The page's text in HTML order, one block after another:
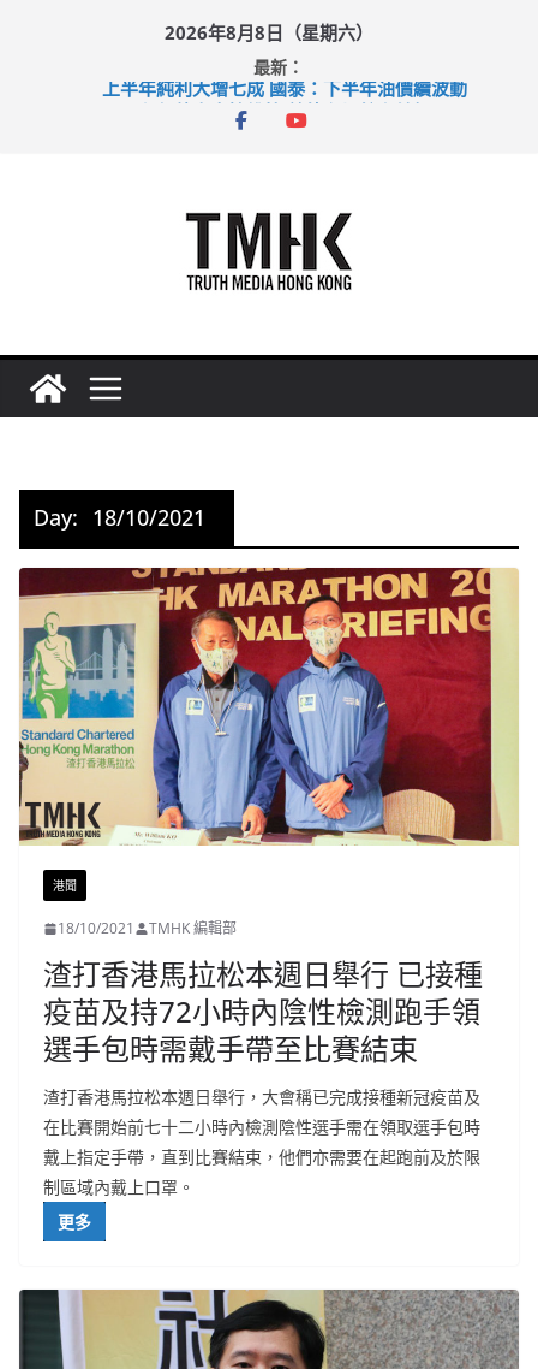
2026年8月8日（星期六）
最新：
上半年純利大增七成 國泰：下半年油價續波動
拜仁熱身賽挫維拉 啟德主場館奪錦標
Day: 18/10/2021
港聞
18/10/2021 TMHK 編輯部
渣打香港馬拉松本週日舉行 已接種
疫苗及持72小時內陰性檢測跑手領
選手包時需戴手帶至比賽結束
渣打香港馬拉松本週日舉行，大會稱已完成接種新冠疫苗及
在比賽開始前七十二小時內檢測陰性選手需在領取選手包時
戴上指定手帶，直到比賽結束，他們亦需要在起跑前及於限
制區域內戴上口罩。
更多